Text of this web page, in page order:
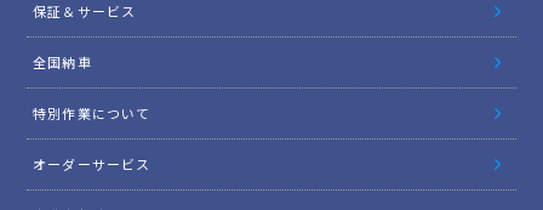
保証＆サービス
全国納車
特別作業について
オーダーサービス